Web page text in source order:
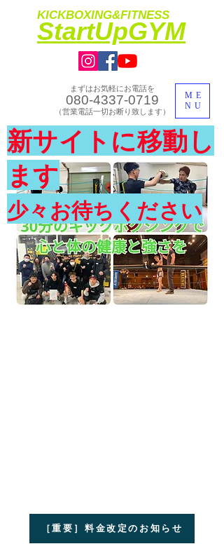
KICKBOXING&FITNESS
​StartUpGYM
ME
NU
まずはお気軽にお電話を
080-4337-0719
​（営業電話一切お断り致します）
​体験入会実施中
新サイトに移動し
ます
少々お待ちください
［重要］料金改定のお知らせ